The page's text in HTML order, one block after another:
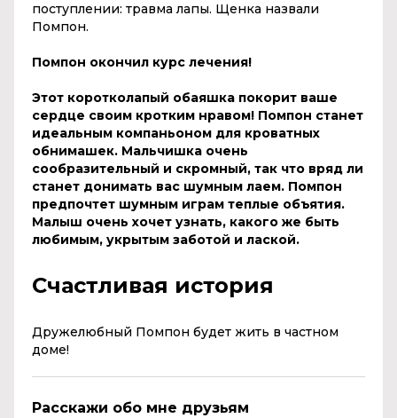
поступлении: травма лапы. Щенка назвали
Помпон.
Помпон окончил курс лечения!
Этот коротколапый обаяшка покорит ваше
сердце своим кротким нравом! Помпон станет
идеальным компаньоном для кроватных
обнимашек. Мальчишка очень
сообразительный и скромный, так что вряд ли
станет донимать вас шумным лаем. Помпон
предпочтет шумным играм теплые объятия.
Малыш очень хочет узнать, какого же быть
любимым, укрытым заботой и лаской.
Счастливая история
Дружелюбный Помпон будет жить в частном
доме!
Расскажи обо мне друзьям